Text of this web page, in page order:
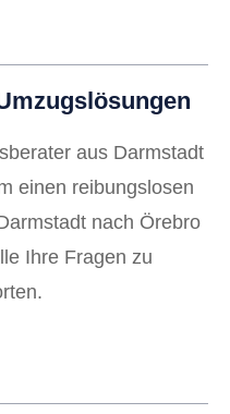
aus Darmstadt
einen reibungslosen
nach Örebro
Ihre Fragen zu